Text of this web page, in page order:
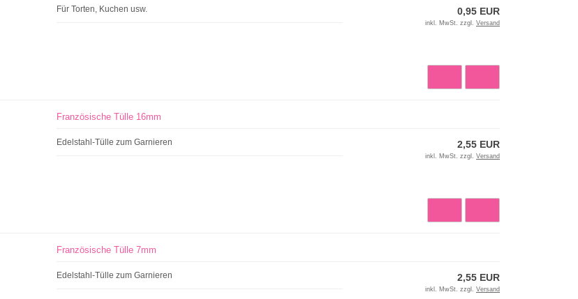
Für Torten, Kuchen usw. 0,95 EUR
inkl. MwSt. zzgl. Versand
Französische Tülle 16mm
Edelstahl-Tülle zum Garnieren 2,55 EUR
inkl. MwSt. zzgl. Versand
Französische Tülle 7mm
Edelstahl-Tülle zum Garnieren 2,55 EUR
inkl. MwSt. zzgl. Versand